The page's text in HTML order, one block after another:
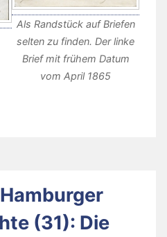
Als Randstück auf Briefen
selten zu finden. Der linke
Brief mit frühem Datum
vom April 1865
(31): Die